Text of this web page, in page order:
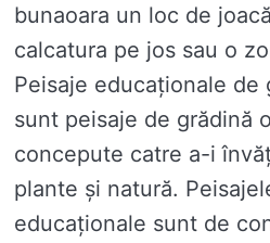
bunaoara un loc de
calcatura pe jos sau o
Peisaje educaționale de
sunt peisaje de grădină
concepute catre a-i
plante și natură.
educaționale sunt de